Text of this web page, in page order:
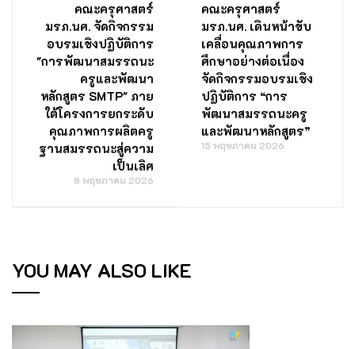
คณะครุศาสตร์
มรภ.นศ. จัดกิจกรรม
อบรมเชิงปฏิบัติการ
"การพัฒนาสมรรถนะ
ครูและพัฒนา
หลักสูตร SMTP" ภาย
ใต้โครงการยกระดับ
คุณภาพการผลิตครู
ฐานสมรรถนะสู่ความ
เป็นเลิศ
8 พฤษภาคม 2026
คณะครุศาสตร์
มรภ.นศ. เดินหน้าขับ
เคลื่อนคุณภาพการ
ศึกษาอย่างต่อเนื่อง
จัดกิจกรรมอบรมเชิง
ปฏิบัติการ “การ
พัฒนาสมรรถนะครู
และพัฒนาหลักสูตร”
15 พฤษภาคม 2026
YOU MAY ALSO LIKE